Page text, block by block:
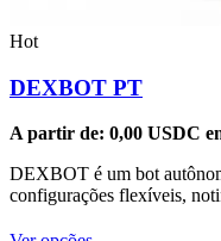
Hot
DEXBOT PT
A partir de: 0,00 USDC
DEXBOT é um bot
configurações flexíveis,